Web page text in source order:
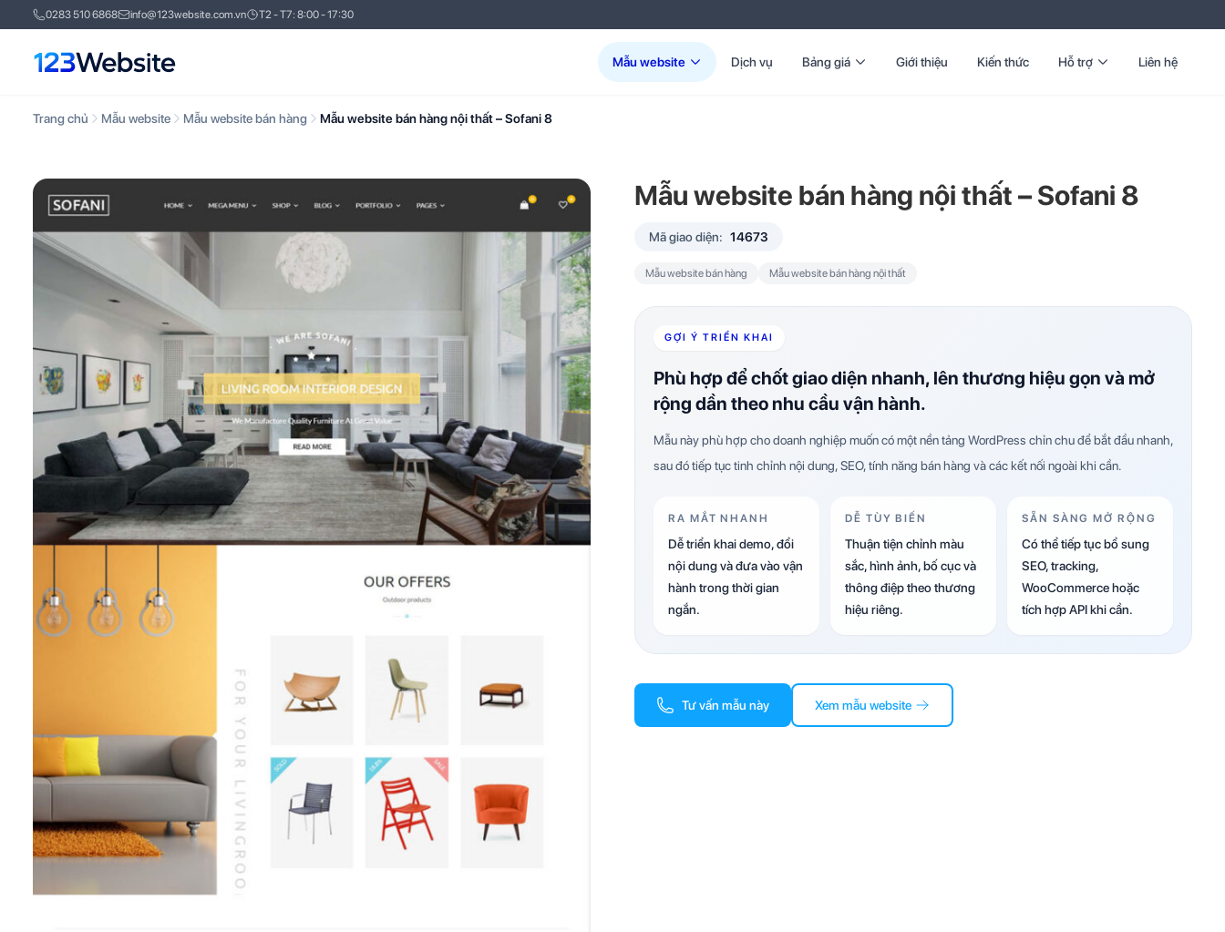
0283 510 6868 info@123website.com.vn T2 - T7: 8:00 - 17:30
Mẫu website Dịch vụ Bảng giá Giới thiệu Kiến thức Hỗ trợ Liên hệ
Trang chủ Mẫu website Mẫu website bán hàng Mẫu website bán hàng nội thất – Sofani 8
Mẫu website bán hàng nội thất – Sofani 8
Mã giao diện: 14673
Mẫu website bán hàng Mẫu website bán hàng nội thất
GỢI Ý TRIỂN KHAI
Phù hợp để chốt giao diện nhanh, lên thương hiệu gọn và mở
rộng dần theo nhu cầu vận hành.
Mẫu này phù hợp cho doanh nghiệp muốn có một nền tảng WordPress chỉn chu để bắt đầu nhanh,
sau đó tiếp tục tinh chỉnh nội dung, SEO, tính năng bán hàng và các kết nối ngoài khi cần.
RA MẮT NHANH
Dễ triển khai demo, đổi
nội dung và đưa vào vận
hành trong thời gian
ngắn.
DỄ TÙY BIẾN
Thuận tiện chỉnh màu
sắc, hình ảnh, bố cục và
thông điệp theo thương
hiệu riêng.
SẴN SÀNG MỞ RỘNG
Có thể tiếp tục bổ sung
SEO, tracking,
WooCommerce hoặc
tích hợp API khi cần.
Tư vấn mẫu này Xem mẫu website